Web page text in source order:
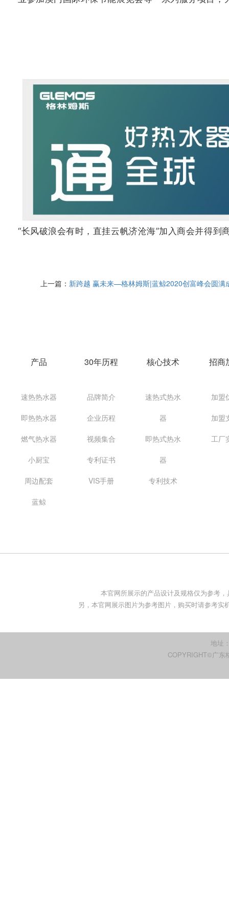
“长风破浪会有时，直挂云帆济沧海”加入商会并得
上一篇： 新跨越 赢未来—格林姆斯|蓝鲸2020创富峰会圆满
产品
速热热水器
即热热水器
燃气热水器
小厨宝
周边配套
蓝鲸
30年历程
品牌简介
企业历程
视频集合
专利证书
VIS手册
核心技术
速热式热水
器
即热式热水
器
专利技术
招商
加盟
加盟
工厂
本官网所展示的产品设计及规格仅为参考
另，本官网展示图片为参考图片，购买时请参考
地址
COPYRIGHT©广东